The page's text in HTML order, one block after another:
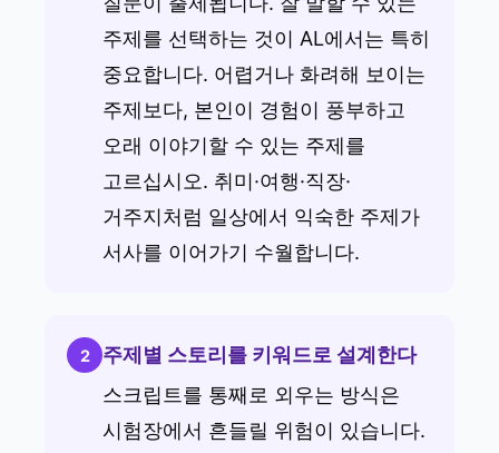
주제를 선택하는 것이 AL에서는 특히
중요합니다. 어렵거나 화려해 보이는
주제보다, 본인이 경험이 풍부하고
오래 이야기할 수 있는 주제를
고르십시오. 취미·여행·직장·
거주지처럼 일상에서 익숙한 주제가
서사를 이어가기 수월합니다.
2
주제별 스토리를 키워드로 설계한다
스크립트를 통째로 외우는 방식은
시험장에서 흔들릴 위험이 있습니다.